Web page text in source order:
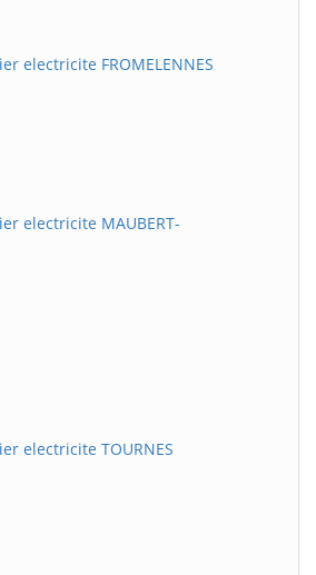
electricite FROMELENNES
electricite MAUBERT-
electricite TOURNES